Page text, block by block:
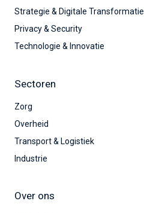
Strategie & Digitale Transformatie
Privacy & Security
Technologie & Innovatie
Sectoren
Zorg
Overheid
Transport & Logistiek
Industrie
Over ons